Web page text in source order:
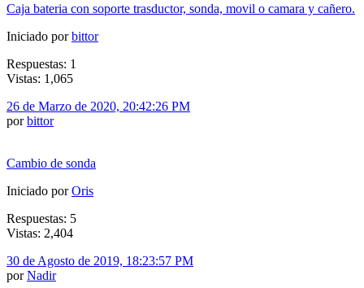
Caja bateria con soporte trasductor, sonda, movil o camara y cañero.
Iniciado porbittor
Respuestas: 1
Vistas: 1,065
26 de Marzo de 2020, 20:42:26 PM
porbittor
Cambio de sonda
Iniciado porOris
Respuestas: 5
Vistas: 2,404
30 de Agosto de 2019, 18:23:57 PM
porNadir